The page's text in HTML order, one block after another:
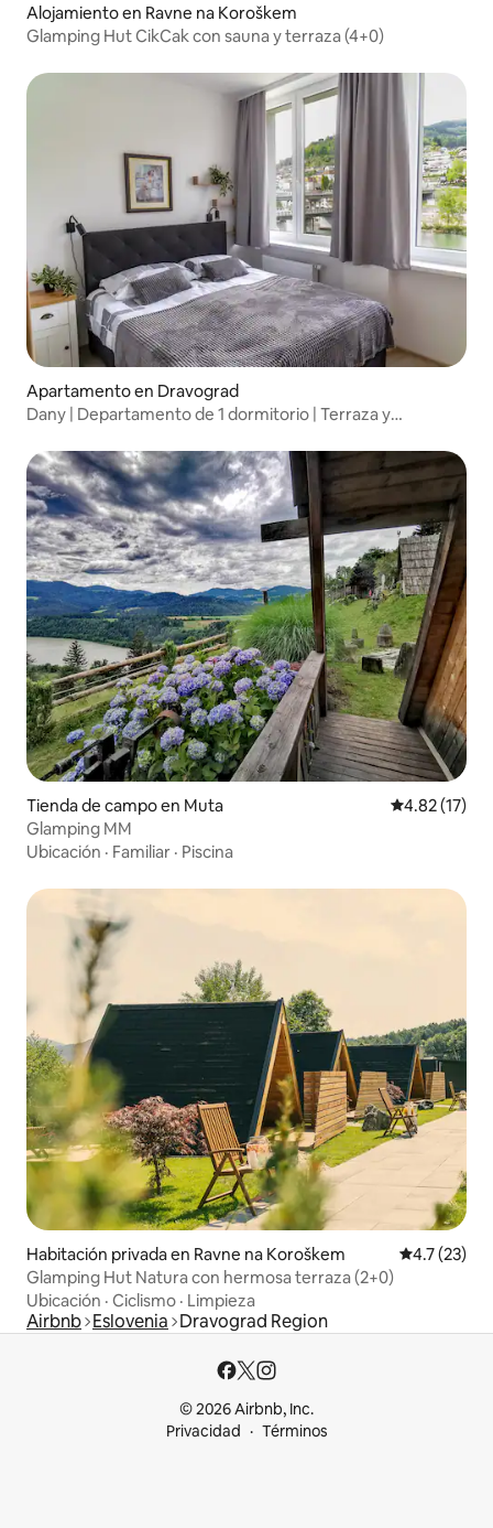
Alojamiento en Ravne na Koroškem
Glamping Hut CikCak con sauna y terraza (4+0)
Apartamento en Dravograd
Dany | Departamento de 1 dormitorio | Terraza y
Tienda de campo en Muta Calificación
4.82 (17)
Glamping MM
Ubicación · Familiar · Piscina
Habitación privada en Ravne na Koroškem Calificación
4.7 (23)
Glamping Hut Natura con hermosa terraza (2+0)
Ubicación · Ciclismo · Limpieza
Airbnb Eslovenia Dravograd Region
© 2026 Airbnb, Inc.
Privacidad
Términos